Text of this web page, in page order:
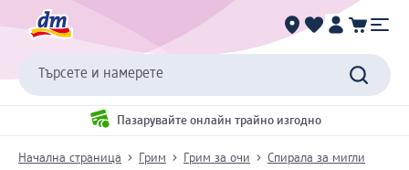
Търсете и намерете
Пазарувайте онлайн трайно изгодно
Начална страница Грим Грим за очи Спирала за мигли